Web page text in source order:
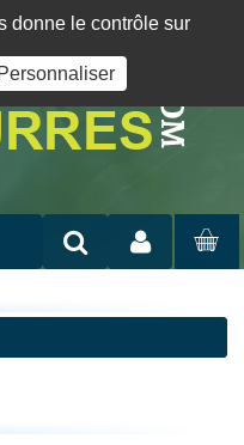
English version
MON
donne le contrôle sur
Personnaliser